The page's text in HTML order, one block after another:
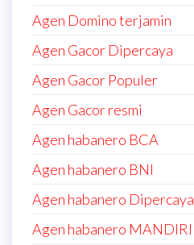
Agen Domino terjamin
Agen Gacor Dipercaya
Agen Gacor Populer
Agen Gacor resmi
Agen habanero BCA
Agen habanero BNI
Agen habanero Dipercaya
Agen habanero MANDIRI